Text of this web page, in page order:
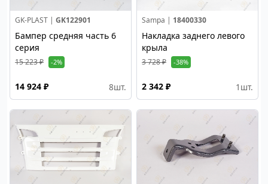
GK-PLAST | GK122901
Бампер средняя часть 6
серия
15 223 ₽ -2%
14 924 ₽ 8шт.
Sampa | 18400330
Накладка заднего левого
крыла
3 728 ₽ -38%
2 342 ₽ 1 шт.